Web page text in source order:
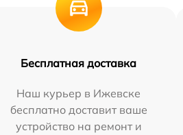
Бесплатная доставка
Наш курьер в Ижевске
бесплатно доставит ваше
устройство на ремонт и